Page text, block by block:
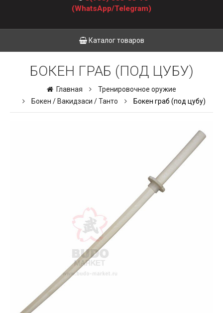
(WhatsApp/Telegram)
Каталог товаров
БОКЕН ГРАБ (ПОД ЦУБУ)
Главная
Тренировочное оружие
Бокен / Вакидзаси / Танто
Бокен граб (под цубу)